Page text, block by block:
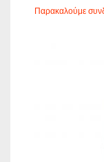
Παρακαλούμε